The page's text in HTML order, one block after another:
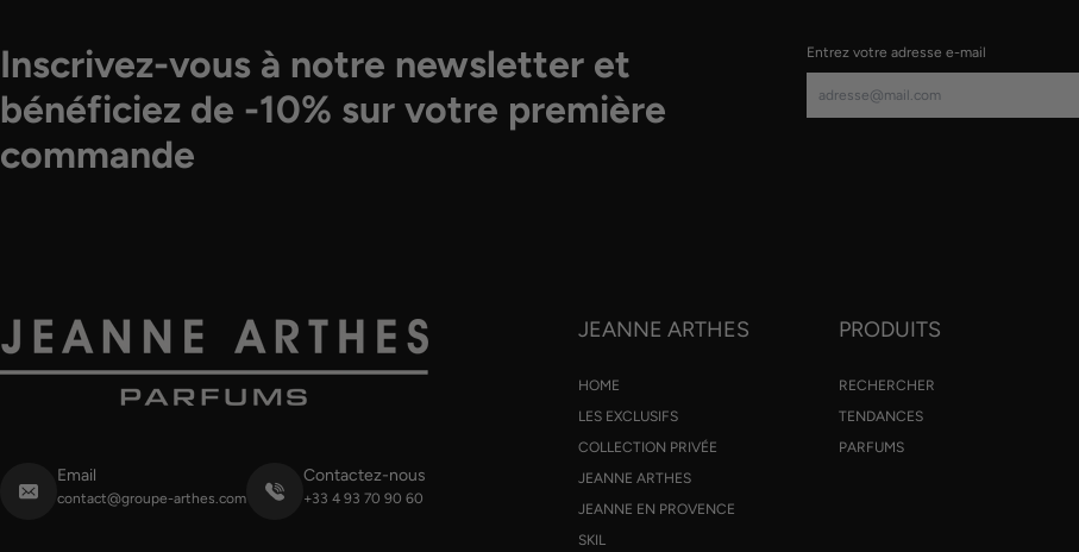
Inscrivez-vous à notre newsletter et
bénéficiez de -10% sur votre première
commande
Entrez votre adresse e-mail
Email
contact@groupe-arthes.com
Contactez-nous
+33 4 93 70 90 60
JEANNE ARTHES
HOME
LES EXCLUSIFS
COLLECTION PRIVÉE
JEANNE ARTHES
JEANNE EN PROVENCE
SKIL
PRODUITS
RECHERCHER
TENDANCES
PARFUMS